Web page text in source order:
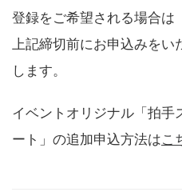
登録をご希望される場合は
上記締切前にお申込みを
します。
イベントオリジナル「拍手
ート」の追加申込方法はこ